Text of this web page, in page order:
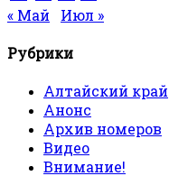
« Май
Июл »
Рубрики
Алтайский край
Анонс
Архив номеров
Видео
Внимание!